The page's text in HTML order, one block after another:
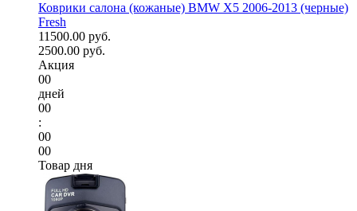
Коврики салона (кожаные) BMW X5 2006-2013 (черные)
Fresh
11500.00 руб.
2500.00 руб.
Акция
00
дней
00
:
00
00
Товар дня